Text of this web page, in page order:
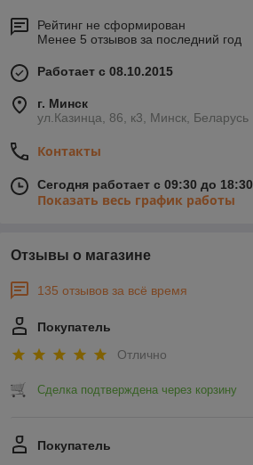
Рейтинг не сформирован
Менее 5 отзывов за последний год
Работает с 08.10.2015
г. Минск
ул.Казинца, 86, к3, Минск, Беларусь
Контакты
Сегодня работает с 09:30 до 18:30
Показать весь график работы
Отзывы о магазине
135 отзывов за всё время
Покупатель
Отлично
Сделка подтверждена через корзину
Покупатель